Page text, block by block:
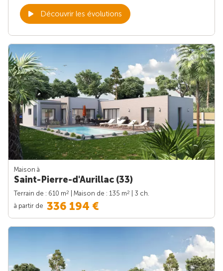
Découvrir les évolutions
Maison à
Saint-Pierre-d'Aurillac (33)
Terrain de : 610 m2 | Maison de : 135 m2
| 3 ch.
à partir de 336 194 €